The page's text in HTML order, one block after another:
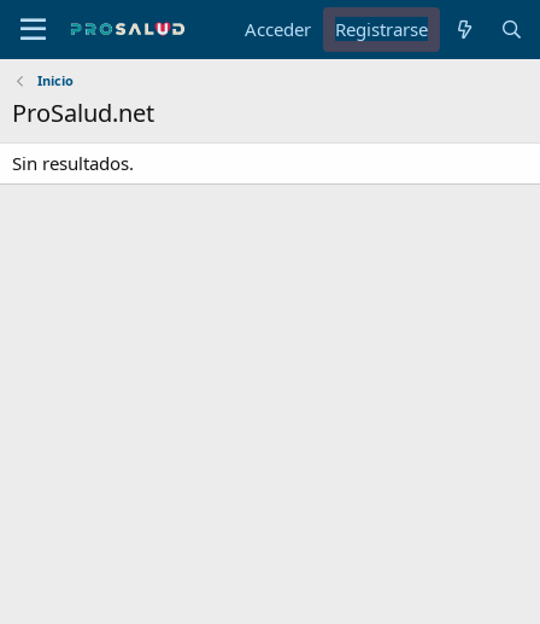
Acceder Registrarse
Inicio
ProSalud.net
Sin resultados.